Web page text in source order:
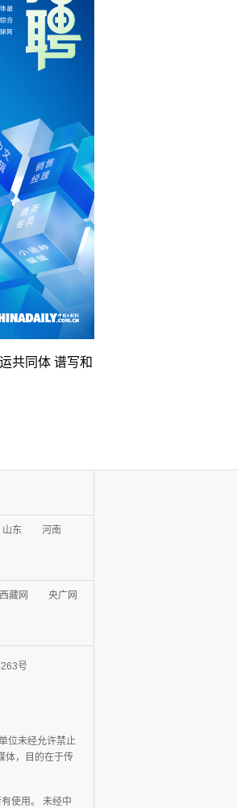
共同体 谱写和
山东 河南
藏网 央广网
号
位未经允许禁止
体，目的在于传
使用。 未经中